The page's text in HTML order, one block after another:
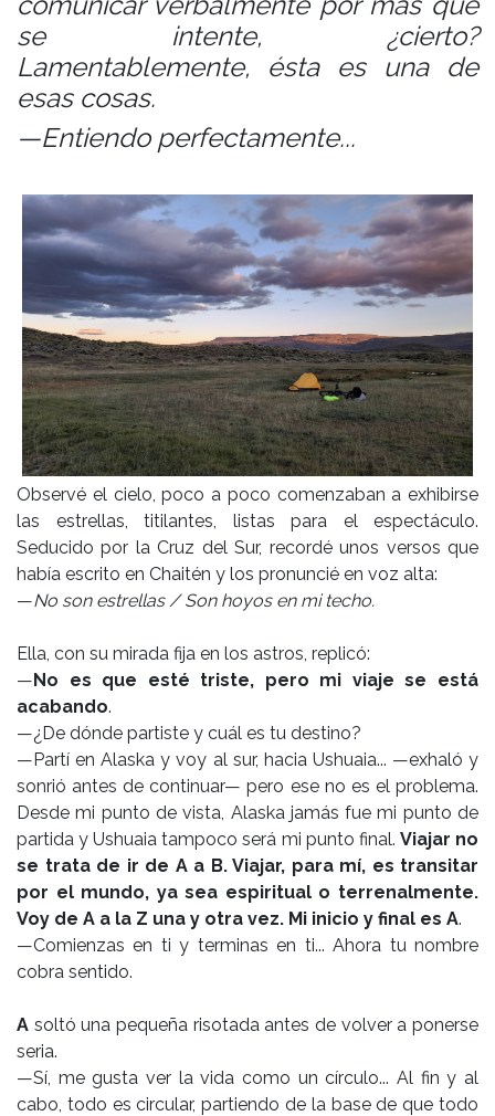
se intente, ¿cierto?
Lamentablemente, ésta es una de
esas cosas.
—Entiendo perfectamente...
Observé el cielo, poco a poco comenzaban a exhibirse
las estrellas, titilantes, listas para el espectáculo.
Seducido por la Cruz del Sur, recordé unos versos que
había escrito en Chaitén y los pronuncié en voz alta:
—No son estrellas / Son hoyos en mi techo.
Ella, con su mirada fija en los astros, replicó:
—No es que esté triste, pero mi viaje se está
acabando.
—¿De dónde partiste y cuál es tu destino?
—Partí en Alaska y voy al sur, hacia Ushuaia... —exhaló y
sonrió antes de continuar— pero ese no es el problema.
Desde mi punto de vista, Alaska jamás fue mi punto de
partida y Ushuaia tampoco será mi punto final. Viajar no
se trata de ir de A a B. Viajar, para mí, es transitar
por el mundo, ya sea espiritual o terrenalmente.
Voy de A a la Z una y otra vez. Mi inicio y final es A.
—Comienzas en ti y terminas en ti... Ahora tu nombre
cobra sentido.
A soltó una pequeña risotada antes de volver a ponerse
seria.
—Sí, me gusta ver la vida como un círculo... Al fin y al
cabo, todo es circular, partiendo de la base de que todo